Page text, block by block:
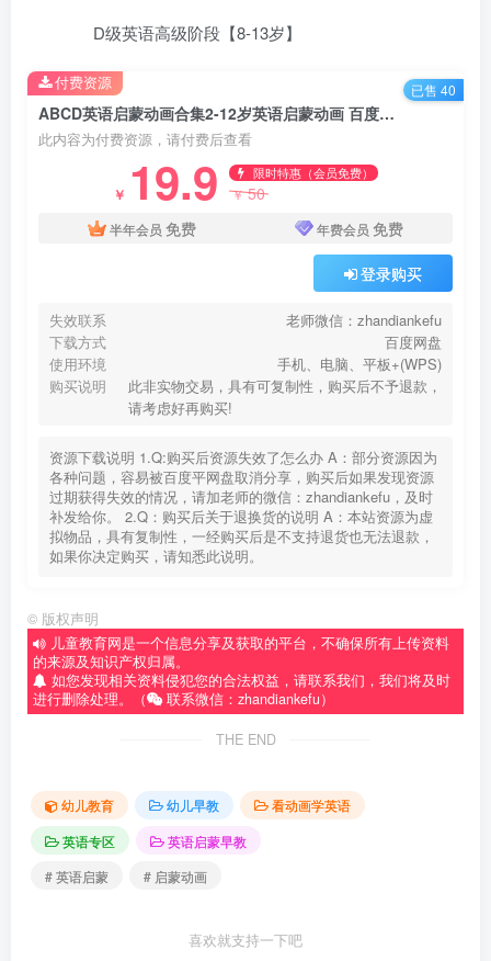
D级英语高级阶段【8-13岁】
ABCD英语启蒙动画合集2-12岁英语启蒙动画 百度网盘下载
此内容为付费资源，请付费后查看
￥ 19.9 限时特惠（会员免费）
￥50
半年会员 免费 年费会员 免费
登录购买
失效联系
老师微信：zhandiankefu
下载方式
百度网盘
使用环境
手机、电脑、平板+(WPS)
购买说明
此非实物交易，具有可复制性，购买后不予退款，
请考虑好再购买!
资源下载说明 1.Q:购买后资源失效了怎么办 A：部分资源因为
各种问题，容易被百度平网盘取消分享，购买后如果发现资源
过期获得失效的情况，请加老师的微信：zhandiankefu，及时
补发给你。 2.Q：购买后关于退换货的说明 A：本站资源为虚
拟物品，具有复制性，一经购买后是不支持退货也无法退款，
如果你决定购买，请知悉此说明。
付费资源 已售 40
© 版权声明
儿童教育网是一个信息分享及获取的平台，不确保所有上传资料
的来源及知识产权归属。
如您发现相关资料侵犯您的合法权益，请联系我们，我们将及时
进行删除处理。（
联系微信：zhandiankefu）
THE END
幼儿教育 幼儿早教
看动画学英语
英语专区
英语启蒙早教
# 英语启蒙
# 启蒙动画
喜欢就支持一下吧